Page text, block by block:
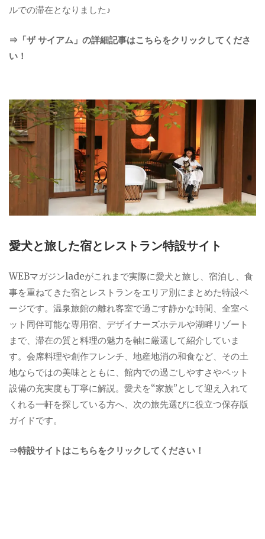
ルでの滞在となりました♪
⇒「ザ サイアム」の詳細記事はこちらをクリックしてくださ
い！
愛犬と旅した宿とレストラン特設サイト
WEBマガジンladeがこれまで実際に愛犬と旅し、宿泊し、食
事を重ねてきた宿とレストランをエリア別にまとめた特設ペ
ージです。温泉旅館の離れ客室で過ごす静かな時間、全室ペ
ット同伴可能な専用宿、デザイナーズホテルや湖畔リゾート
まで、滞在の質と料理の魅力を軸に厳選して紹介していま
す。会席料理や創作フレンチ、地産地消の和食など、その土
地ならではの美味とともに、館内での過ごしやすさやペット
設備の充実度も丁寧に解説。愛犬を“家族”として迎え入れて
くれる一軒を探している方へ、次の旅先選びに役立つ保存版
ガイドです。
⇒特設サイトはこちらをクリックしてください！